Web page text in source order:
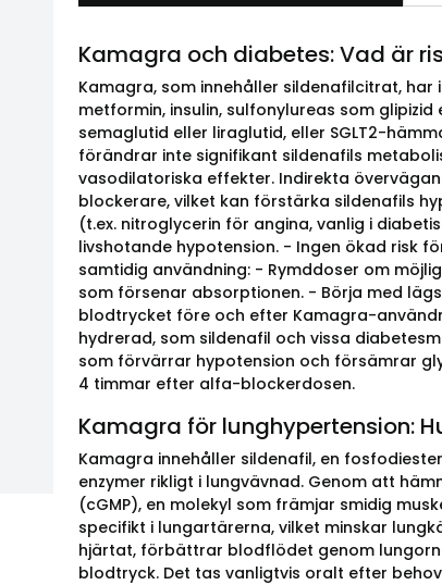
Kamagra och diabetes: Vad är
Kamagra, som innehåller sildenafilcitrat,
metformin, insulin, sulfonylureas som
semaglutid eller liraglutid, eller SGLT2-
förändrar inte signifikant sildenafils
vasodilatoriska effekter. Indirekta
blockerare, vilket kan förstärka sildenafils
(t.ex. nitroglycerin för angina, vanlig i
livshotande hypotension. - Ingen ökad risk
samtidig användning: - Rymddoser om
som försenar absorptionen. - Börja med
blodtrycket före och efter Kamagra-
hydrerad, som sildenafil och vissa
som förvärrar hypotension och försämrar
4 timmar efter alfa-blockerdosen.
Kamagra för lunghypertension:
Kamagra innehåller sildenafil, en
enzymer rikligt i lungvävnad. Genom att
(cGMP), en molekyl som främjar smidig
specifikt i lungartärerna, vilket minskar
hjärtat, förbättrar blodflödet genom
blodtryck. Det tas vanligtvis oralt efter